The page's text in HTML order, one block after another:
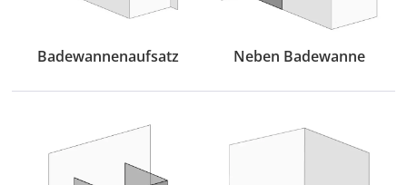
Badewannenaufsatz Neben Badewanne